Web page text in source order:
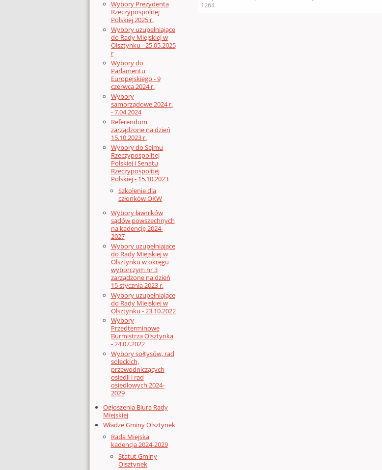
Wybory Prezydenta
Rzeczypospolitej
Polskiej 2025 r.
Wybory uzupełniające
do Rady Miejskiej w
Olsztynku - 25.05.2025
r
Wybory do
Parlamentu
Europejskiego - 9
czerwca 2024 r.
Wybory
samorządowe 2024 r.
- 7.04.2024
Referendum
zarządzone na dzień
15.10.2023 r.
Wybory do Sejmu
Rzeczypospolitej
Polskiej i Senatu
Rzeczypospolitej
Polskiej - 15.10.2023
Szkolenie dla
członków OKW
Wybory ławników
sądów powszechnych
na kadencję 2024-
2027
Wybory uzupełniające
do Rady Miejskiej w
Olsztynku w okręgu
wyborczym nr 3
zarządzone na dzień
15 stycznia 2023 r.
Wybory uzupełniające
do Rady Miejskiej w
Olsztynku - 23.10.2022
Wybory
Przedterminowe
Burmistrza Olsztynka
- 24.07.2022
Wybory sołtysów, rad
sołeckich,
przewodniczących
osiedli i rad
osiedlowych 2024-
2029
Ogłoszenia Biura Rady
Miejskiej
Władze Gminy Olsztynek
Rada Miejska
kadencja 2024-2029
Statut Gminy
Olsztynek
1264